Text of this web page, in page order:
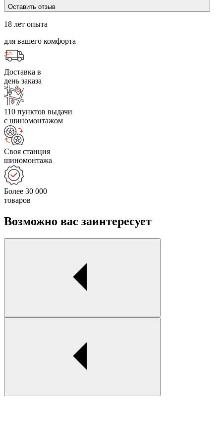
Оставить отзыв
18 лет опыта
для вашего комфорта
Доставка в
день заказа
110 пунктов выдачи
с шиномонтажом
Своя станция
шиномонтажа
Более 30 000
товаров
Возможно вас заинтересует